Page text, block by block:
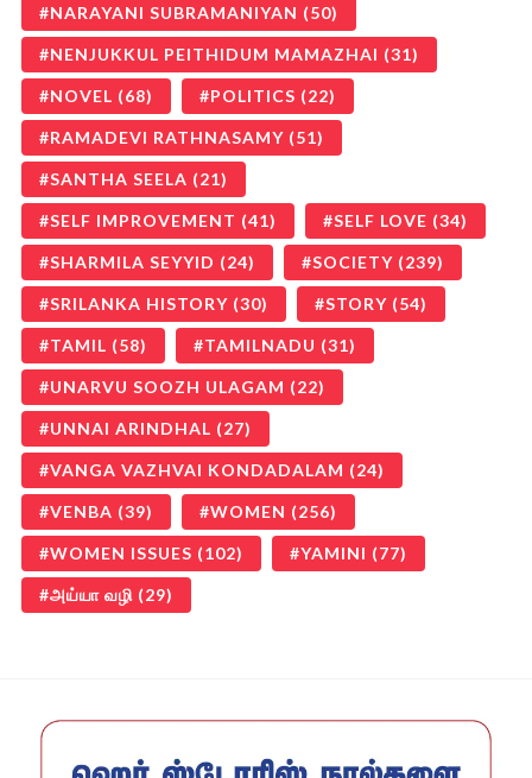
NARAYANI SUBRAMANIYAN (50)
NENJUKKUL PEITHIDUM MAMAZHAI (31)
NOVEL (68) POLITICS (22)
RAMADEVI RATHNASAMY (51)
SANTHA SEELA (21)
SELF IMPROVEMENT (41) SELF LOVE (34)
SHARMILA SEYYID (24) SOCIETY (239)
SRILANKA HISTORY (30) STORY (54)
TAMIL (58) TAMILNADU (31)
UNARVU SOOZH ULAGAM (22)
UNNAI ARINDHAL (27)
VANGA VAZHVAI KONDADALAM (24)
VENBA (39) WOMEN (256)
WOMEN ISSUES (102) YAMINI (77)
அய்யா வழி (29)